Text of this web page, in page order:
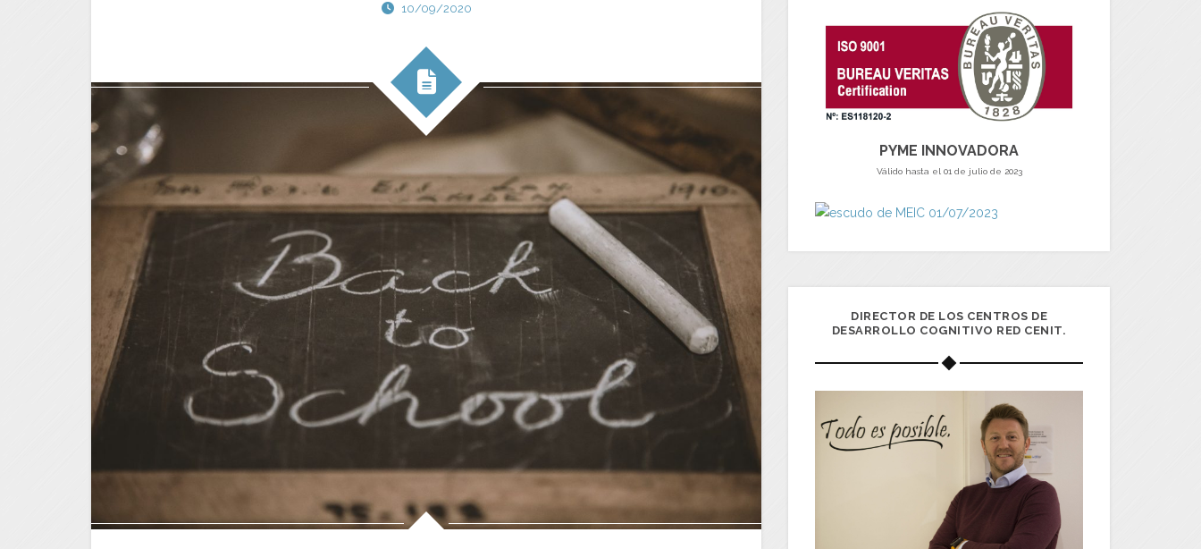
10/09/2020
PYME INNOVADORA
Válido hasta el 01 de julio de 2023
DIRECTOR DE LOS CENTROS DE
DESARROLLO COGNITIVO RED CENIT.